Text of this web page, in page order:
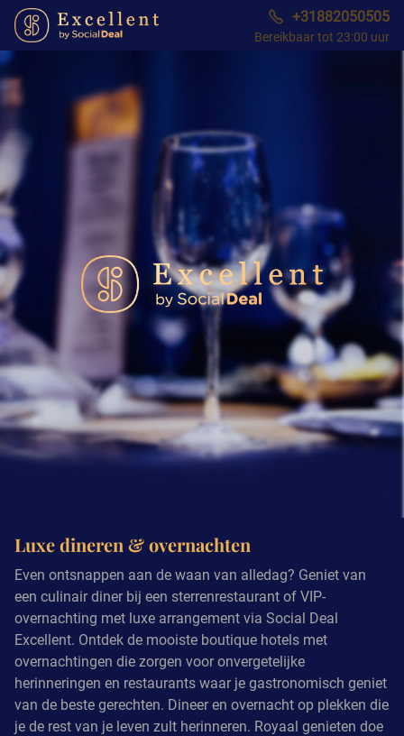
+31882050505
Bereikbaar tot 23:00 uur
Luxe dineren & overnachten
Even ontsnappen aan de waan van alledag? Geniet van
een culinair diner bij een sterrenrestaurant of VIP-
overnachting met luxe arrangement via Social Deal
Excellent. Ontdek de mooiste boutique hotels met
overnachtingen die zorgen voor onvergetelijke
herinneringen en restaurants waar je gastronomisch geniet
van de beste gerechten. Dineer en overnacht op plekken die
je de rest van je leven zult herinneren. Royaal genieten doe